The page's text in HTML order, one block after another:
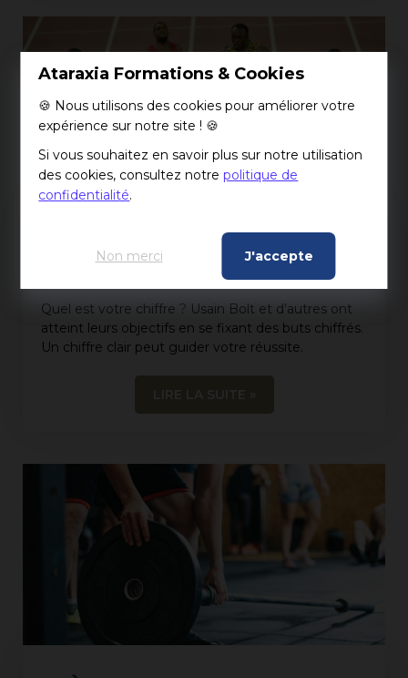
VOUS DEVEZ CONNAÎTRE
LE CHIFFRE
Quel est votre chiffre ? Usain Bolt et d’autres ont
atteint leurs objectifs en se fixant des buts chiffrés.
Un chiffre clair peut guider votre réussite.
Ataraxia Formations & Cookies
🍪 Nous utilisons des cookies pour améliorer votre
expérience sur notre site ! 🍪
Si vous souhaitez en savoir plus sur notre utilisation
des cookies, consultez notrepolitique de
confidentialité.
Non merci J'accepte